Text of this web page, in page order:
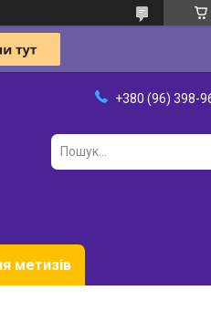
+380 (96) 398-
метизів